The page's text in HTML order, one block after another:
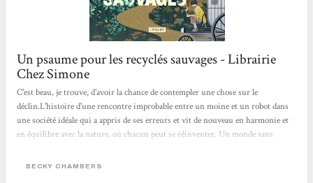
Un psaume pour les recyclés sauvages - Librairie
Chez Simone
C'est beau, je trouve, d'avoir la chance de contempler une chose sur le
déclin.L'histoire d'une rencontre improbable entre un moine et un robot dans
une société idéale qui a appris de ses erreurs et vit de nouveau en harmonie et
en équilibre avec la nature, où chacun peut se réinventer. Un monde sans
beau ! Je recommande :) Charlotte Muxu !!
BECKY CHAMBERS